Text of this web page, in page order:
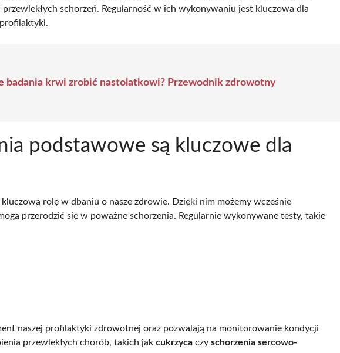
schorzeń. Regularność w ich wykonywaniu jest kluczowa dla
badania krwi zrobić nastolatkowi? Przewodnik zdrowotny
podstawowe są kluczowe dla
rolę w dbaniu o nasze zdrowie. Dzięki nim możemy wcześnie
przerodzić się w poważne schorzenia. Regularnie wykonywane testy, takie
naszej profilaktyki zdrowotnej oraz pozwalają na monitorowanie kondycji
przewlekłych chorób, takich jak cukrzyca czy schorzenia sercowo-